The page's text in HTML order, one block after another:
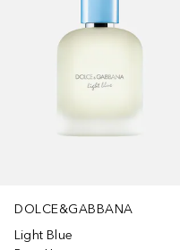
DOLCE&GABBANA
Light Blue